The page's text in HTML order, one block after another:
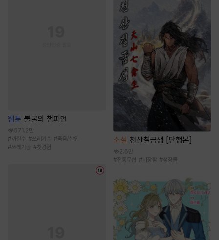
웹툰 불굴의 챔피언
571.2만
#까칠수 #쓰레기수 #죽음/살인
#쓰레기공 #첫경험
소설 천산칠금생 [단행본]
2.6만
#전통무협 #비장함 #성장물